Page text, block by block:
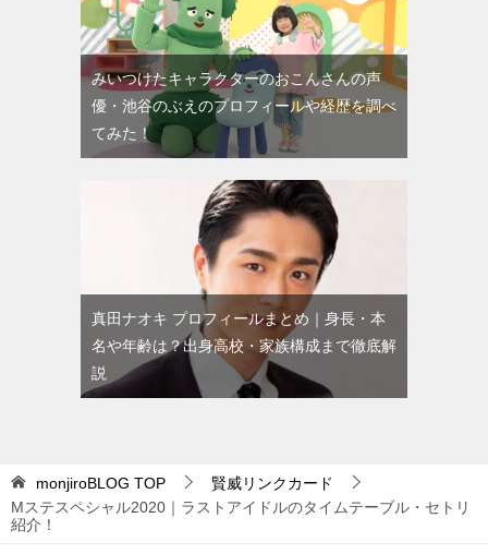
みいつけたキャラクターのおこんさんの声
優・池谷のぶえのプロフィールや経歴を調べ
てみた！
真田ナオキ プロフィールまとめ｜身長・本
名や年齢は？出身高校・家族構成まで徹底解
説
monjiroBLOG TOP
賢威リンクカード
Mステスペシャル2020｜ラストアイドルのタイムテーブル・セトリ
紹介！